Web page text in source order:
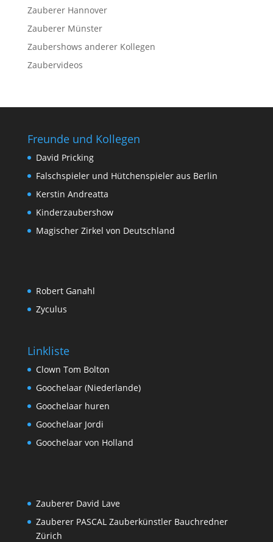
Zauberer Hannover
Zauberer Münster
Zaubershows anderer Kollegen
Zaubervideos
Freunde und Kollegen
David Pricking
Falschspieler und Hütchenspieler aus Berlin
Kerstin Andreatta
Kinderzaubershow
Magischer Zirkel von Deutschland
Robert Ganahl
Zyculus
Linkliste
Clown Tom Bolton
Goochelaar (Niederlande)
Goochelaar huren
Goochelaar Jordi
Goochelaar von Holland
Zauberer David Lave
Zauberer PASCAL Zauberkünstler Bauchredner
Zürich